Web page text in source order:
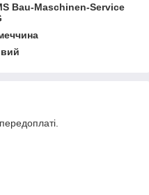
Bau-Maschinen-Service